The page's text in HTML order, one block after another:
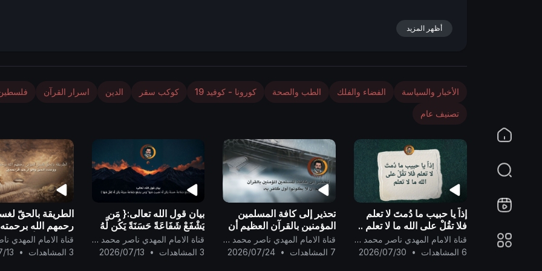
أظهر المزيد
الأخبار والسياسة الفضاء والفلك الطب والصحة كورونا - كوفيد 19 كوكب سقر الدين اسرار القرآن
تصنيف عام
إذاً يا حبيب ما دُمتَ لا تعلم
فلا تقُلْ على الله ما لا تعلم ..
قناة الامام المهدي ناصر محمد اليماني
6 المشاهدات
•
2026/07/30
تحذير إلى كافة المسلمين
المؤمنين بالقرآن العظيم أن
لا يكونوا أول كافرٍ به ..
قناة الامام المهدي ناصر محمد اليماني
7 المشاهدات
•
2026/07/24
بيان قول الله تعالى:{ مَن
يَشْفَعْ شَفَاعَةً حَسَنَةً يَكُن لَّهُ
نَصِيبٌ مِّنْهَا ۖ وَمَن يَشْفَعْ
شَفَاعَةً سَيِّئَةً يَكُن لَّهُ كِفْلٌ م
قناة الامام المهدي ناصر محمد اليماني
3 المشاهدات
•
2026/07/13
الطريقة بالحقّ
رحمهم الله
الحقّ وهو أرحم
3 المشاهدات •
13